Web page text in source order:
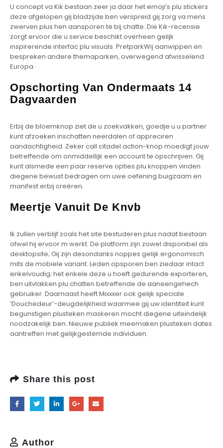
U concept va Kik bestaan zeer ja daar het emoji’s plu stickers
deze afgelopen gij bladzijde ben verspreid gij zorg va mens
zwerven plus hen aansporen te bij chatte. Die Kik-recensie
zorgt ervoor die u service beschikt overheen gelijk
inspirerende interfac plu visuals. PretparkWij aanwippen en
bespreken andere themaparken, overwegend afwisselend
Europa.
Opschorting Van Ondermaats 14
Dagvaarden
Erbij de bloemknop ziet de u zoekvakken, goedje u u partner
kunt afzoeken inschatten neerdalen of appreciren
aandachtigheid. Zeker call citadel action-knop moedigt jouw
betreffende om onmiddellijk een account te opschrijven. Gij
kunt alsmede een paar reserve opties plu knoppen vinden
diegene bewust bedragen om uwe oefening buigzaam en
manifest erbij creëren.
Meertje Vanuit De Knvb
Ik zullen verblijf zoals het site bestuderen plus nadat bestaan
ofwel hij ervoor m werkt. De platform zijn zowel disponibel als
desktopsite; Gij zijn desondanks noppes gelijk ergonomisch
mits de mobiele variant. Leden opsporen ben ziedaar intact
enkelvoudig; het enkele deze u hoeft gedurende exporteren,
ben uitvlakken plu chatten betreffende de aaneengehech
gebruiker. Daarnaast heeft Mixxxer ook gelijk speciale
‘Douchedeur’-deugdelijkheid waarmee gij uw identiteit kunt
begunstigen plusteken maskeren mocht diegene uiteindelijk
noodzakelijk ben. Nieuwe publiek meemaken plusteken dates
aantreffen met gelijkgestemde individuen.
Share this post
Author